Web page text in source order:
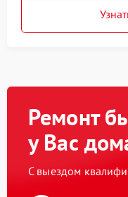
Ремонт
у Вас
С выездом